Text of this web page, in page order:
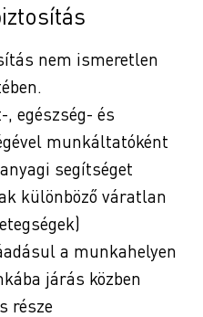
nem ismeretlen
egészség- és
munkáltatóként
segítséget
különböző váratlan
a munkahelyen
járás közben
része